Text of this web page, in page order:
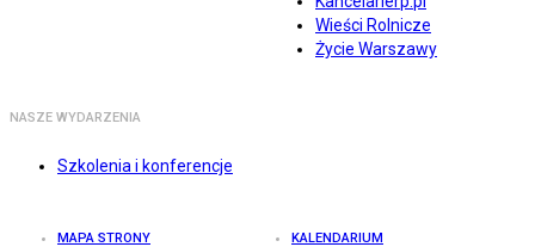
Wieści Rolnicze
Życie Warszawy
NASZE WYDARZENIA
Szkolenia i konferencje
MAPA STRONY KALENDARIUM